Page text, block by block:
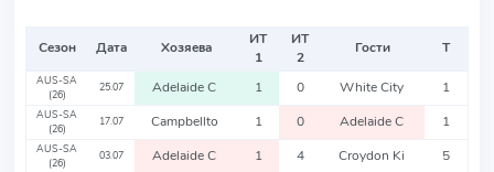
Сезон Дата Хозяева
ИТ
1
ИТ
2
Гости Т
AUS-SA
(26)
25.07 Adelaide C 1 0 White City 1
AUS-SA
(26)
17.07 Campbellto 1 0 Adelaide C 1
AUS-SA
(26)
03.07 Adelaide C 1 4 Croydon Ki 5